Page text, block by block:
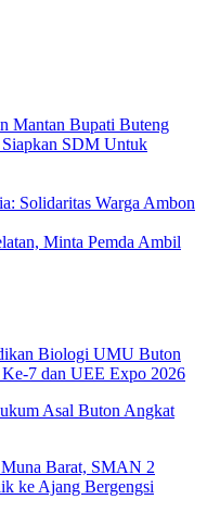
Mantan Bupati Buteng
Siapkan SDM Untuk
Solidaritas Warga Ambon
Minta Pemda Ambil
Biologi UMU Buton
7 dan UEE Expo 2026
Asal Buton Angkat
Barat, SMAN 2
ke Ajang Bergengsi